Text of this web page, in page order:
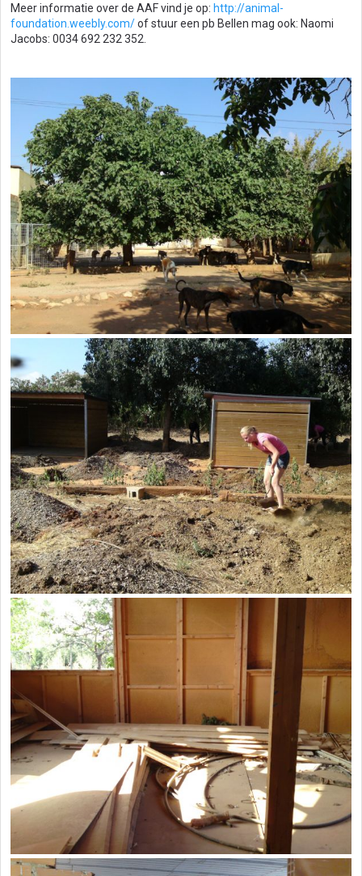
Meer informatie over de AAF vind je op: http://animal-
foundation.weebly.com/of stuur een pb Bellen mag ook: Naomi
Jacobs: 0034 692 232 352.